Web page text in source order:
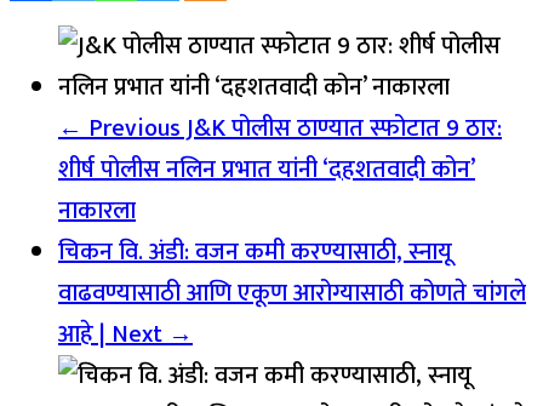
← PreviousJ&K पोलीस ठाण्यात स्फोटात 9 ठार:
शीर्ष पोलीस नलिन प्रभात यांनी ‘दहशतवादी कोन’
नाकारला
चिकन वि. अंडी: वजन कमी करण्यासाठी, स्नायू
वाढवण्यासाठी आणि एकूण आरोग्यासाठी कोणते चांगले
आहे |Next →